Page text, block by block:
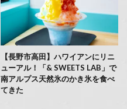
【長野市高田】ハワイアンにリニ
ューアル！「& SWEETS LAB」で
南アルプス天然氷のかき氷を食べ
てきた